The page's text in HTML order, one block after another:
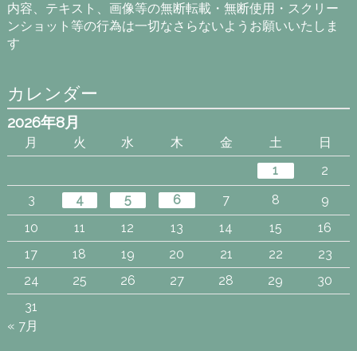
内容、テキスト、画像等の無断転載・無断使用・スクリー
ンショット等の行為は一切なさらないようお願いいたしま
す
カレンダー
2026年8月
月 火 水 木 金 土
日
1
2
3
4 5 6 7 8
9
10
11 12 13 14 15
16
17
18 19 20 21 22
23
24
25 26 27 28 29
30
31
« 7月